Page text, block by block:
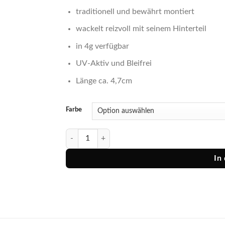
traditionell und bewährt montiert
wackelt reizvoll mit seinem Hinterteil
in 4g verfügbar
UV-Aktiv und Bleifrei
Länge ca. 4,7cm
Farbe
Tuwob Kunstköder G4 Menge